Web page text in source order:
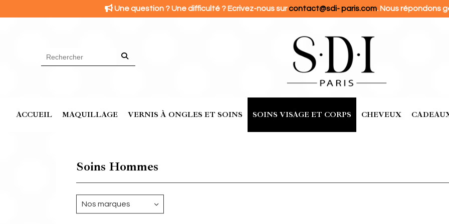
Une question ? Une difficulté ? Ecrivez-nous surcontact@sdi- paris.com. Nous répondons
ACCUEIL MAQUILLAGE VERNIS À ONGLES ET SOINS SOINS VISAGE ET CORPS CHEVEUX
Soins Hommes
Nos marques